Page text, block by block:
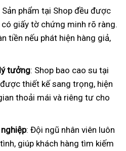
Sản phẩm tại Shop đều được
có giấy tờ chứng minh rõ ràng.
tiền nếu phát hiện hàng giả,
tưởng: Shop bao cao su tại
thiết kế sang trọng, hiện
thoải mái và riêng tư cho
: Đội ngũ nhân viên luôn
giúp khách hàng tìm kiếm